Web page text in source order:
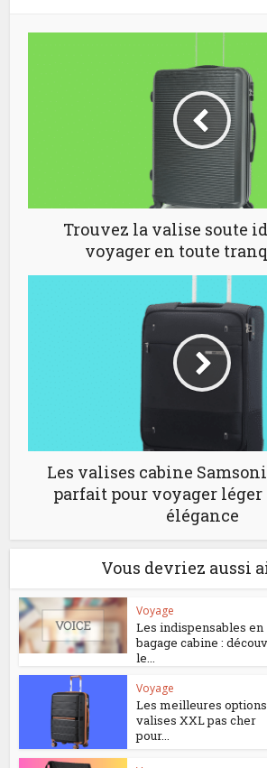
Trouvez la valise soute
voyager en toute
Les valises cabine
parfait pour voyager léger
élégance
Vous devriez aussi
Voyage
Les indispensables en
bagage cabine :
le...
Voyage
Les meilleures
valises XXL pas cher
pour...